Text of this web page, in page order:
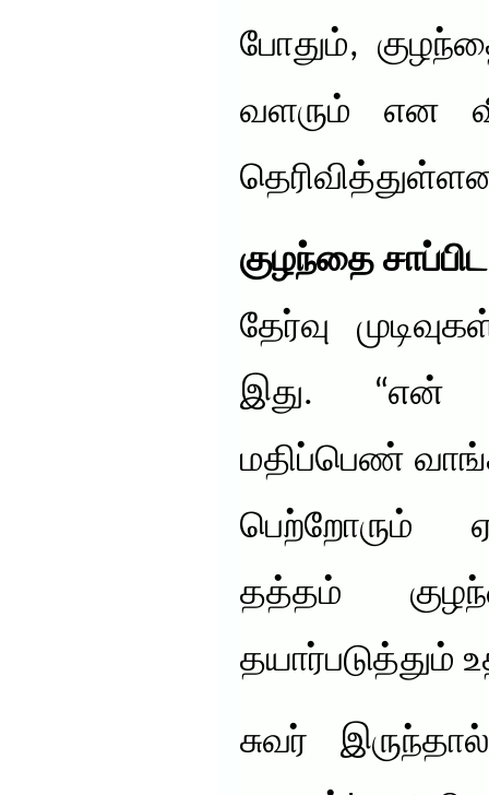
போதும்,
வளரும் என
குழந்தை
தேர்வு
இது. “என்
மதிப்பெண்
பெற்றோரும்
தத்தம்
தயார்படுத்தும்
சுவர்